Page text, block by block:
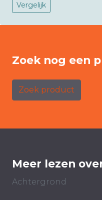
Vergelijk
Zoek nog een
Zoek product
Meer lezen
Achtergrond